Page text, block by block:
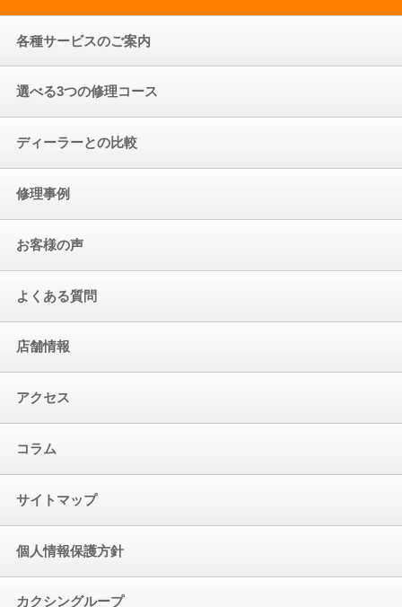
各種サービスのご案内
選べる3つの修理コース
ディーラーとの比較
修理事例
お客様の声
よくある質問
店舗情報
アクセス
コラム
サイトマップ
個人情報保護方針
カクシングループ